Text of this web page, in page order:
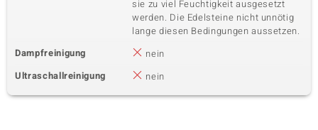
sie zu viel Feuchtigkeit ausgesetzt
werden. Die Edelsteine nicht unnötig
lange diesen Bedingungen aussetzen.
Dampfreinigung
nein
Ultraschallreinigung
nein